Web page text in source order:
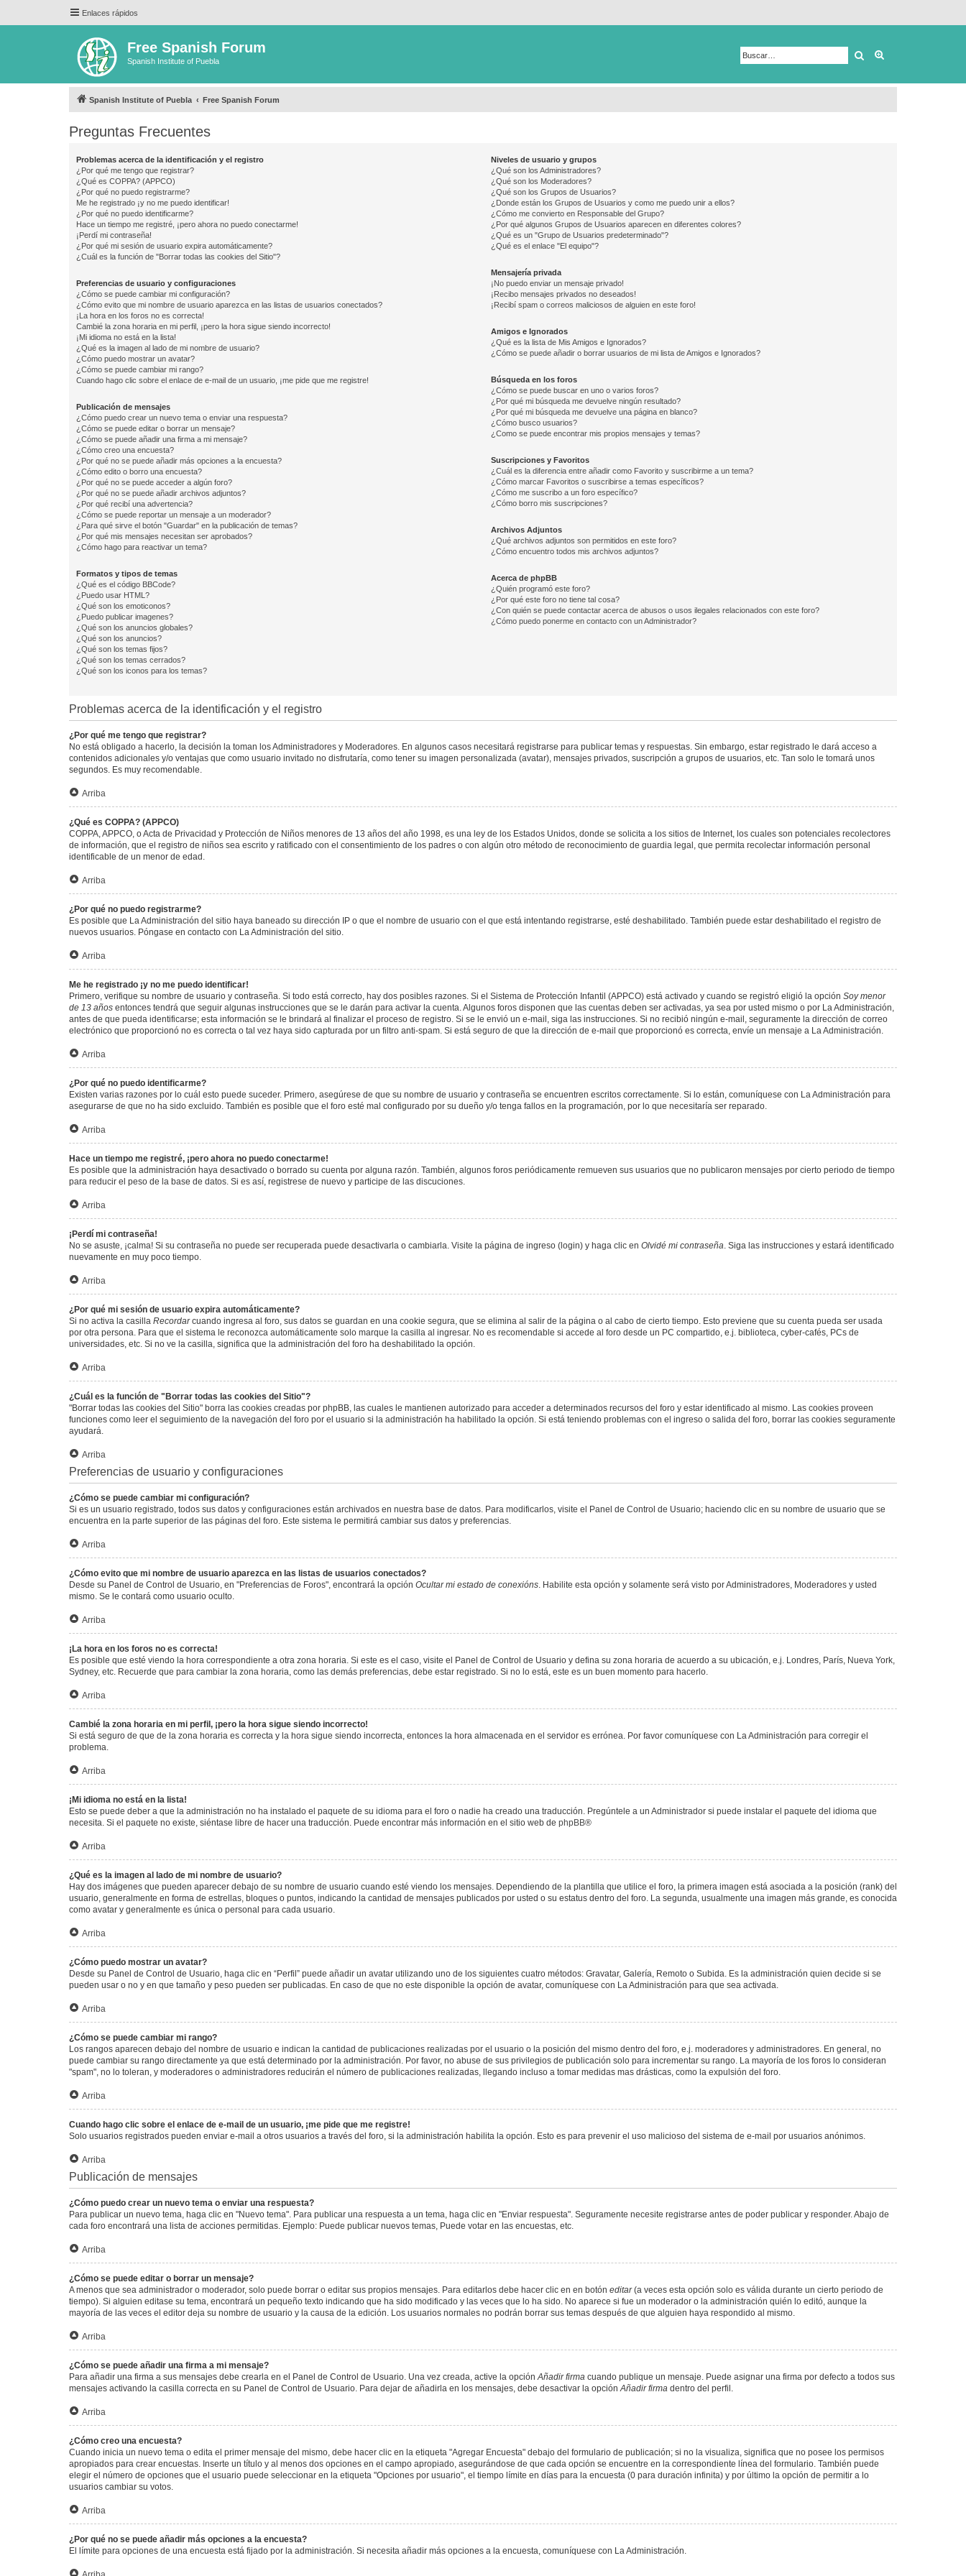
Enlaces rápidos
Free Spanish Forum
Spanish Institute of Puebla Buscar
Spanish Institute of Puebla Free Spanish Forum
Preguntas Frecuentes
Problemas acerca de la identificación y el registro
¿Por qué me tengo que registrar?
¿Qué es COPPA? (APPCO)
¿Por qué no puedo registrarme?
Me he registrado ¡y no me puedo identificar!
¿Por qué no puedo identificarme?
Hace un tiempo me registré, ¡pero ahora no puedo conectarme!
¡Perdí mi contraseña!
¿Por qué mi sesión de usuario expira automáticamente?
¿Cuál es la función de "Borrar todas las cookies del Sitio"?
Preferencias de usuario y configuraciones
¿Cómo se puede cambiar mi configuración?
¿Cómo evito que mi nombre de usuario aparezca en las listas de usuarios conectados?
¡La hora en los foros no es correcta!
Cambié la zona horaria en mi perfil, ¡pero la hora sigue siendo incorrecto!
¡Mi idioma no está en la lista!
¿Qué es la imagen al lado de mi nombre de usuario?
¿Cómo puedo mostrar un avatar?
¿Cómo se puede cambiar mi rango?
Cuando hago clic sobre el enlace de e-mail de un usuario, ¡me pide que me registre!
Publicación de mensajes
¿Cómo puedo crear un nuevo tema o enviar una respuesta?
¿Cómo se puede editar o borrar un mensaje?
¿Cómo se puede añadir una firma a mi mensaje?
¿Cómo creo una encuesta?
¿Por qué no se puede añadir más opciones a la encuesta?
¿Cómo edito o borro una encuesta?
¿Por qué no se puede acceder a algún foro?
¿Por qué no se puede añadir archivos adjuntos?
¿Por qué recibí una advertencia?
¿Cómo se puede reportar un mensaje a un moderador?
¿Para qué sirve el botón "Guardar" en la publicación de temas?
¿Por qué mis mensajes necesitan ser aprobados?
¿Cómo hago para reactivar un tema?
Formatos y tipos de temas
¿Qué es el código BBCode?
¿Puedo usar HTML?
¿Qué son los emoticonos?
¿Puedo publicar imagenes?
¿Qué son los anuncios globales?
¿Qué son los anuncios?
¿Qué son los temas fijos?
¿Qué son los temas cerrados?
¿Qué son los iconos para los temas?
Niveles de usuario y grupos
¿Qué son los Administradores?
¿Qué son los Moderadores?
¿Qué son los Grupos de Usuarios?
¿Donde están los Grupos de Usuarios y como me puedo unir a ellos?
¿Cómo me convierto en Responsable del Grupo?
¿Por qué algunos Grupos de Usuarios aparecen en diferentes colores?
¿Qué es un "Grupo de Usuarios predeterminado"?
¿Qué es el enlace "El equipo"?
Mensajería privada
¡No puedo enviar un mensaje privado!
¡Recibo mensajes privados no deseados!
¡Recibí spam o correos maliciosos de alguien en este foro!
Amigos e Ignorados
¿Qué es la lista de Mis Amigos e Ignorados?
¿Cómo se puede añadir o borrar usuarios de mi lista de Amigos e Ignorados?
Búsqueda en los foros
¿Cómo se puede buscar en uno o varios foros?
¿Por qué mi búsqueda me devuelve ningún resultado?
¿Por qué mi búsqueda me devuelve una página en blanco?
¿Cómo busco usuarios?
¿Como se puede encontrar mis propios mensajes y temas?
Suscripciones y Favoritos
¿Cuál es la diferencia entre añadir como Favorito y suscribirme a un tema?
¿Cómo marcar Favoritos o suscribirse a temas específicos?
¿Cómo me suscribo a un foro específico?
¿Cómo borro mis suscripciones?
Archivos Adjuntos
¿Qué archivos adjuntos son permitidos en este foro?
¿Cómo encuentro todos mis archivos adjuntos?
Acerca de phpBB
¿Quién programó este foro?
¿Por qué este foro no tiene tal cosa?
¿Con quién se puede contactar acerca de abusos o usos ilegales relacionados con este foro?
¿Cómo puedo ponerme en contacto con un Administrador?
Problemas acerca de la identificación y el registro
¿Por qué me tengo que registrar?
No está obligado a hacerlo, la decisión la toman los Administradores y Moderadores. En algunos casos necesitará registrarse para publicar temas y respuestas. Sin embargo, estar registrado le dará acceso a
contenidos adicionales y/o ventajas que como usuario invitado no disfrutaría, como tener su imagen personalizada (avatar), mensajes privados, suscripción a grupos de usuarios, etc. Tan solo le tomará unos
segundos. Es muy recomendable.
Arriba
¿Qué es COPPA? (APPCO)
COPPA, APPCO, o Acta de Privacidad y Protección de Niños menores de 13 años del año 1998, es una ley de los Estados Unidos, donde se solicita a los sitios de Internet, los cuales son potenciales recolectores
de información, que el registro de niños sea escrito y ratificado con el consentimiento de los padres o con algún otro método de reconocimiento de guardia legal, que permita recolectar información personal
identificable de un menor de edad.
Arriba
¿Por qué no puedo registrarme?
Es posible que La Administración del sitio haya baneado su dirección IP o que el nombre de usuario con el que está intentando registrarse, esté deshabilitado. También puede estar deshabilitado el registro de
nuevos usuarios. Póngase en contacto con La Administración del sitio.
Arriba
Me he registrado ¡y no me puedo identificar!
Primero, verifique su nombre de usuario y contraseña. Si todo está correcto, hay dos posibles razones. Si el Sistema de Protección Infantil (APPCO) está activado y cuando se registró eligió la opción Soy menor
de 13 años entonces tendrá que seguir algunas instrucciones que se le darán para activar la cuenta. Algunos foros disponen que las cuentas deben ser activadas, ya sea por usted mismo o por La Administración,
antes de que pueda identificarse; esta información se le brindará al finalizar el proceso de registro. Si se le envió un e-mail, siga las instrucciones. Si no recibió ningún e-mail, seguramente la dirección de correo
electrónico que proporcionó no es correcta o tal vez haya sido capturada por un filtro anti-spam. Si está seguro de que la dirección de e-mail que proporcionó es correcta, envíe un mensaje a La Administración.
Arriba
¿Por qué no puedo identificarme?
Existen varias razones por lo cuál esto puede suceder. Primero, asegúrese de que su nombre de usuario y contraseña se encuentren escritos correctamente. Si lo están, comuníquese con La Administración para
asegurarse de que no ha sido excluido. También es posible que el foro esté mal configurado por su dueño y/o tenga fallos en la programación, por lo que necesitaría ser reparado.
Arriba
Hace un tiempo me registré, ¡pero ahora no puedo conectarme!
Es posible que la administración haya desactivado o borrado su cuenta por alguna razón. También, algunos foros periódicamente remueven sus usuarios que no publicaron mensajes por cierto periodo de tiempo
para reducir el peso de la base de datos. Si es así, registrese de nuevo y participe de las discuciones.
Arriba
¡Perdí mi contraseña!
No se asuste, ¡calma! Si su contraseña no puede ser recuperada puede desactivarla o cambiarla. Visite la página de ingreso (login) y haga clic en Olvidé mi contraseña. Siga las instrucciones y estará identificado
nuevamente en muy poco tiempo.
Arriba
¿Por qué mi sesión de usuario expira automáticamente?
Si no activa la casilla Recordarcuando ingresa al foro, sus datos se guardan en una cookie segura, que se elimina al salir de la página o al cabo de cierto tiempo. Esto previene que su cuenta pueda ser usada
por otra persona. Para que el sistema le reconozca automáticamente solo marque la casilla al ingresar. No es recomendable si accede al foro desde un PC compartido, e.j. biblioteca, cyber-cafés, PCs de
universidades, etc. Si no ve la casilla, significa que la administración del foro ha deshabilitado la opción.
Arriba
¿Cuál es la función de "Borrar todas las cookies del Sitio"?
"Borrar todas las cookies del Sitio" borra las cookies creadas por phpBB, las cuales le mantienen autorizado para acceder a determinados recursos del foro y estar identificado al mismo. Las cookies proveen
funciones como leer el seguimiento de la navegación del foro por el usuario si la administración ha habilitado la opción. Si está teniendo problemas con el ingreso o salida del foro, borrar las cookies seguramente
ayudará.
Arriba
Preferencias de usuario y configuraciones
¿Cómo se puede cambiar mi configuración?
Si es un usuario registrado, todos sus datos y configuraciones están archivados en nuestra base de datos. Para modificarlos, visite el Panel de Control de Usuario; haciendo clic en su nombre de usuario que se
encuentra en la parte superior de las páginas del foro. Este sistema le permitirá cambiar sus datos y preferencias.
Arriba
¿Cómo evito que mi nombre de usuario aparezca en las listas de usuarios conectados?
Desde su Panel de Control de Usuario, en "Preferencias de Foros", encontrará la opción Ocultar mi estado de conexións. Habilite esta opción y solamente será visto por Administradores, Moderadores y usted
mismo. Se le contará como usuario oculto.
Arriba
¡La hora en los foros no es correcta!
Es posible que esté viendo la hora correspondiente a otra zona horaria. Si este es el caso, visite el Panel de Control de Usuario y defina su zona horaria de acuerdo a su ubicación, e.j. Londres, París, Nueva York,
Sydney, etc. Recuerde que para cambiar la zona horaria, como las demás preferencias, debe estar registrado. Si no lo está, este es un buen momento para hacerlo.
Arriba
Cambié la zona horaria en mi perfil, ¡pero la hora sigue siendo incorrecto!
Si está seguro de que de la zona horaria es correcta y la hora sigue siendo incorrecta, entonces la hora almacenada en el servidor es errónea. Por favor comuníquese con La Administración para corregir el
problema.
Arriba
¡Mi idioma no está en la lista!
Esto se puede deber a que la administración no ha instalado el paquete de su idioma para el foro o nadie ha creado una traducción. Pregúntele a un Administrador si puede instalar el paquete del idioma que
necesita. Si el paquete no existe, siéntase libre de hacer una traducción. Puede encontrar más información en el sitio web de phpBB®
Arriba
¿Qué es la imagen al lado de mi nombre de usuario?
Hay dos imágenes que pueden aparecer debajo de su nombre de usuario cuando esté viendo los mensajes. Dependiendo de la plantilla que utilice el foro, la primera imagen está asociada a la posición (rank) del
usuario, generalmente en forma de estrellas, bloques o puntos, indicando la cantidad de mensajes publicados por usted o su estatus dentro del foro. La segunda, usualmente una imagen más grande, es conocida
como avatar y generalmente es única o personal para cada usuario.
Arriba
¿Cómo puedo mostrar un avatar?
Desde su Panel de Control de Usuario, haga clic en “Perfil” puede añadir un avatar utilizando uno de los siguientes cuatro métodos: Gravatar, Galería, Remoto o Subida. Es la administración quien decide si se
pueden usar o no y en que tamaño y peso pueden ser publicadas. En caso de que no este disponible la opción de avatar, comuníquese con La Administración para que sea activada.
Arriba
¿Cómo se puede cambiar mi rango?
Los rangos aparecen debajo del nombre de usuario e indican la cantidad de publicaciones realizadas por el usuario o la posición del mismo dentro del foro, e.j. moderadores y administradores. En general, no
puede cambiar su rango directamente ya que está determinado por la administración. Por favor, no abuse de sus privilegios de publicación solo para incrementar su rango. La mayoría de los foros lo consideran
"spam", no lo toleran, y moderadores o administradores reducirán el número de publicaciones realizadas, llegando incluso a tomar medidas mas drásticas, como la expulsión del foro.
Arriba
Cuando hago clic sobre el enlace de e-mail de un usuario, ¡me pide que me registre!
Solo usuarios registrados pueden enviar e-mail a otros usuarios a través del foro, si la administración habilita la opción. Esto es para prevenir el uso malicioso del sistema de e-mail por usuarios anónimos.
Arriba
Publicación de mensajes
¿Cómo puedo crear un nuevo tema o enviar una respuesta?
Para publicar un nuevo tema, haga clic en "Nuevo tema". Para publicar una respuesta a un tema, haga clic en "Enviar respuesta". Seguramente necesite registrarse antes de poder publicar y responder. Abajo de
cada foro encontrará una lista de acciones permitidas. Ejemplo: Puede publicar nuevos temas, Puede votar en las encuestas, etc.
Arriba
¿Cómo se puede editar o borrar un mensaje?
A menos que sea administrador o moderador, solo puede borrar o editar sus propios mensajes. Para editarlos debe hacer clic en en botón editar(a veces esta opción solo es válida durante un cierto periodo de
tiempo). Si alguien editase su tema, encontrará un pequeño texto indicando que ha sido modificado y las veces que lo ha sido. No aparece si fue un moderador o la administración quién lo editó, aunque la
mayoría de las veces el editor deja su nombre de usuario y la causa de la edición. Los usuarios normales no podrán borrar sus temas después de que alguien haya respondido al mismo.
Arriba
¿Cómo se puede añadir una firma a mi mensaje?
Para añadir una firma a sus mensajes debe crearla en el Panel de Control de Usuario. Una vez creada, active la opciónAñadir firma cuando publique un mensaje. Puede asignar una firma por defecto a todos sus
mensajes activando la casilla correcta en su Panel de Control de Usuario. Para dejar de añadirla en los mensajes, debe desactivar la opciónAñadir firma dentro del perfil.
Arriba
¿Cómo creo una encuesta?
Cuando inicia un nuevo tema o edita el primer mensaje del mismo, debe hacer clic en la etiqueta "Agregar Encuesta" debajo del formulario de publicación; si no la visualiza, significa que no posee los permisos
apropiados para crear encuestas. Inserte un título y al menos dos opciones en el campo apropiado, asegurándose de que cada opción se encuentre en la correspondiente línea del formulario. También puede
elegir el número de opciones que el usuario puede seleccionar en la etiqueta "Opciones por usuario", el tiempo límite en días para la encuesta (0 para duración infinita) y por último la opción de permitir a lo
usuarios cambiar su votos.
Arriba
¿Por qué no se puede añadir más opciones a la encuesta?
El límite para opciones de una encuesta está fijado por la administración. Si necesita añadir más opciones a la encuesta, comuníquese con La Administración.